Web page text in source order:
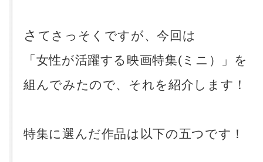
さ てさっそくですが、今回は
「女性が活躍する映画特集(ミニ）」を
組んでみたので、それを紹介します！
特集に選んだ作品は以下の五つです！